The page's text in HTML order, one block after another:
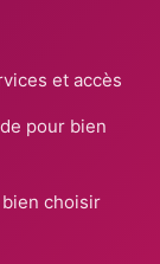
et accès
pour bien
choisir